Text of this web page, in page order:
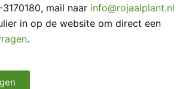
mail naar info@rojaalplant.nl
in op de website om direct een
.